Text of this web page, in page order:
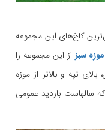
کاخ‌های این مجموعه
سبزاز این مجموعه را
تپه و بالاتر از موزه
که سالهاست بازدید عمومی